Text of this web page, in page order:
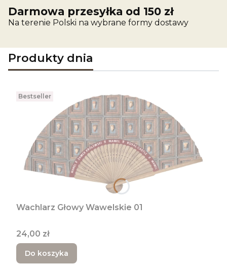
Darmowa przesyłka od 150 zł
Na terenie Polski na wybrane formy dostawy
Produkty dnia
Bestseller
Wachlarz Głowy Wawelskie 01
Cena
24,00 zł
Do koszyka